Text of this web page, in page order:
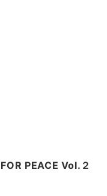
PEACE Vol.２